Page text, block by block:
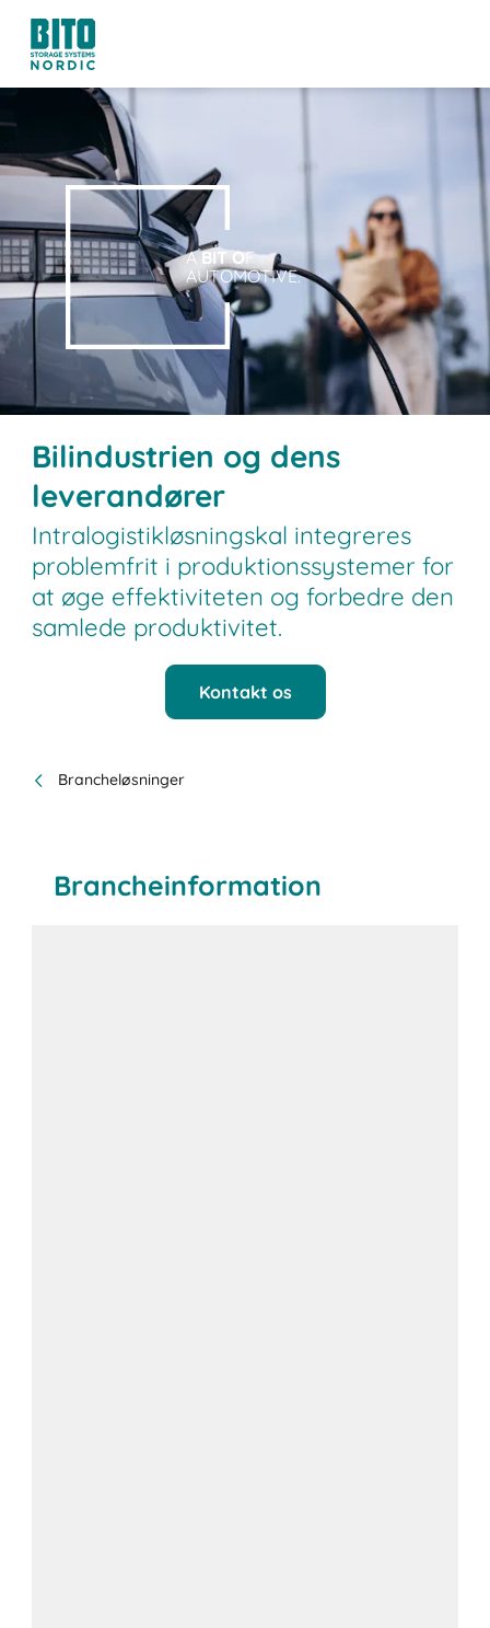
ABIT OF
AUTOMOTIVE.
Bilindustrien og dens
leverandører
Intralogistikløsningskal integreres
problemfrit i produktionssystemer for
at øge effektiviteten og forbedre den
samlede produktivitet.
Kontakt os
Brancheløsninger
Brancheinformation